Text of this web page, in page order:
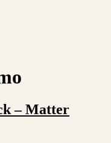
– Matter